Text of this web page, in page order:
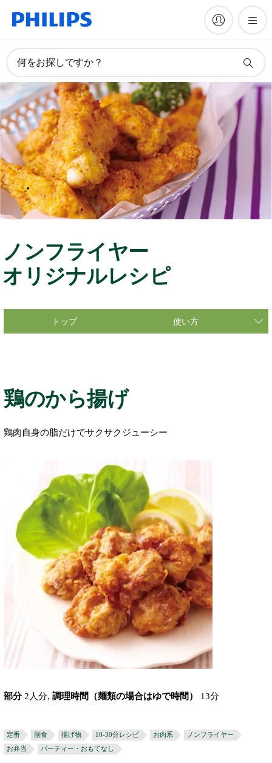
何をお探しですか？
ノンフライヤー
オリジナルレシピ
トップ 使い方
鶏のから揚げ
鶏肉自身の脂だけでサクサクジューシー
部分 2人分, 調理時間（麺類の場合はゆで時間） 13分
定番 副食 揚げ物 10-30分レシピ お肉系
ノンフライヤー
お弁当
パーティー・おもてなし